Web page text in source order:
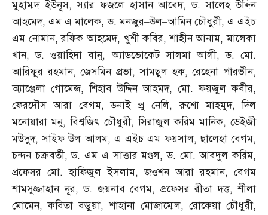
মুহাম্মদ ইউনূস,স্যার ফজলে হাসান আবেদ,ড.সালেহ উদ্দিন
আহমেদ,এম এ মালেক,ড.মনজুর–উল–আমিন চৌধুরী, এ এইচ
এম নোমান,রফিক আহমেদ, খুশী কবির,শাহীন আনাম,মালেকা
খান,ড.ওয়াহিদা বানু,অ্যাডভোকেট সালমা আলী,ড. মো.
আরিফুর রহমান,জেসমিন প্রভা,সামছুল হক,রেহেনা পারভীন,
অ্যাঞ্জেলা গোমেজ,শিহাব উদ্দিন আহমদ,মো.ফয়জুল কবীর,
ফেরদৌস আরা বেগম,ডনাই প্রু নেলি,রুশো মাহমুদ,দিল
মনোয়ারা মনু,বিশ্বজিৎ চৌধুরী,সিরাজুল করিম মানিক, ডেইজী
মউদুদ,সাইফ উল আলম, এ এইচ এম ফয়সাল,ছালেহা বেগম,
চন্দন চক্রবর্তী,ড.এম এ সাত্তার মণ্ডল,ড. মো.আবদুল করিম,
প্রফেসর মো.হাফিজুল ইসলাম,জওশন আরা রহমান, বেগম
শামসুজ্জাহান নূর,ড.জয়নাব বেগম, প্রফেসর রীতা দত্ত,শীলা
মোমেন,কবিতা বড়ুয়া,শাহানা মোজাম্মেল, রোকেয়া চৌধুরী,